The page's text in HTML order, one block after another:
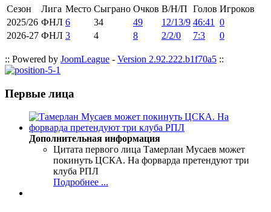
Сезон
Лига Место Сыграно Очков В/Н/П Голов Игроков
2025/26 ФНЛ 6 34 49 12/13/9 46:41
0
2026-27 ФНЛ 3 4 8 2/2/0 7:3 0
:: Powered by JoomLeague - Version 2.92.222.b1f70a5 ::
Первые лица
Дополнительная информация
Цитата первого лица Тамерлан Мусаев может
покинуть ЦСКА. На форварда претендуют три
клуба РПЛ
Подробнее ...